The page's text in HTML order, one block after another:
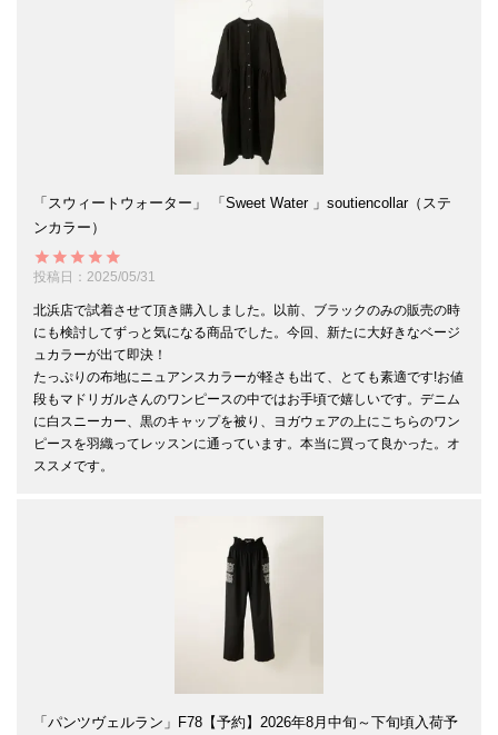
「スウィートウォーター」 「Sweet Water 」soutiencollar（ステ
ンカラー）
投稿日 2025/05/31
北浜店で試着させて頂き購入しました。以前、ブラックのみの販売の時
にも検討してずっと気になる商品でした。今回、新たに大好きなベージ
ュカラーが出て即決！
たっぷりの布地にニュアンスカラーが軽さも出て、とても素適です!お値
段もマドリガルさんのワンピースの中ではお手頃で嬉しいです。デニム
に白スニーカー、黒のキャップを被り、ヨガウェアの上にこちらのワン
ピースを羽織ってレッスンに通っています。本当に買って良かった。オ
ススメです。
「パンツヴェルラン」F78【予約】2026年8月中旬～下旬頃入荷予